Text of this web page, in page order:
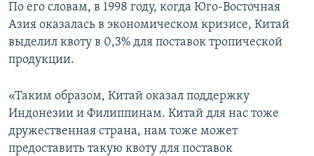
По его словам, в 1998 году, когда Юго-Восточная
Азия оказалась в экономическом кризисе, Китай
выделил квоту в 0,3% для поставок тропической
продукции.
«Таким образом, Китай оказал поддержку
Индонезии и Филиппинам. Китай для нас тоже
дружественная страна, нам тоже может
предоставить такую квоту для поставок